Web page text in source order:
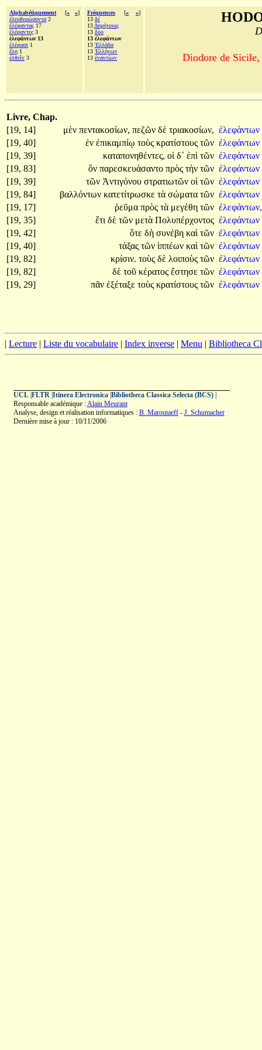
Alphabétiquement [« »]
ἐλευθερώσοντα 2
ἐλέφαντας 17
ἐλέφαντες 3
ἐλεφάντων 13
ἐλέφασι 1
ἕλη 1
ἐλθεῖν 3
Fréquences [« »]
13 δέ
13Δημήτριος
13 δύο
13 ἐλεφάντων
13 Ἑλλάδα
13 Ἑλλήνων
13 ἐναντίων Diodore de
Livre, Chap.
[19, 14]
μὲν πεντακοσίων, πεζῶν δὲ τριακοσίων, ἐλεφάντων
[19, 40]
ἐν ἐπικαμπίῳ τοὺς κρατίστους τῶν ἐλεφάντων
[19, 39]
καταπονηθέντες, οἱ δ´ ἐπὶ τῶν ἐλεφάντων
[19, 83]
ὃν παρεσκευάσαντο πρὸς τὴν τῶν ἐλεφάντων
[19, 39]
τῶν Ἀντιγόνου στρατιωτῶν οἱ τῶν ἐλεφάντων
[19, 84]
βαλλόντων κατετίτρωσκε τὰ σώματα τῶν ἐλεφάντων
[19, 17]
ῥεῦμα πρὸς τὰ μεγέθη τῶν ἐλεφάντων,
[19, 35]
ἔτι δὲ τῶν μετὰ Πολυπέρχοντος ἐλεφάντων
[19, 42]
ὅτε δὴ συνέβη καὶ τῶν ἐλεφάντων
[19, 40]
τάξας τῶν ἱππέων καὶ τῶν ἐλεφάντων
[19, 82]
κρίσιν. τοὺς δὲ λοιποὺς τῶν ἐλεφάντων
[19, 82]
δὲ τοῦ κέρατος ἔστησε τῶν ἐλεφάντων
[19, 29]
πᾶν ἐξέταξε τοὺς κρατίστους τῶν ἐλεφάντων
| Lecture | Liste du vocabulaire | Index inverse | Menu | Bibliotheca
UCL| FLTR| Itinera Electronica| Bibliotheca Classica Selecta (BCS)|
Responsable académique :Alain Meurant
Analyse, design et réalisation informatiques : B. Maroutaeff- J. Schumacher
Dernière mise à jour : 10/11/2006